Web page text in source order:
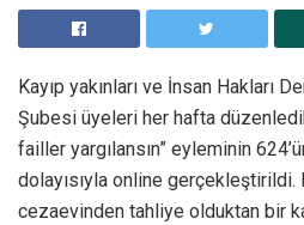
Kayıp yakınları ve İnsan Hakları
Şubesi üyeleri her hafta
failler yargılansın” eyleminin
dolayısıyla online gerçekleştirildi.
cezaevinden tahliye olduktan bir